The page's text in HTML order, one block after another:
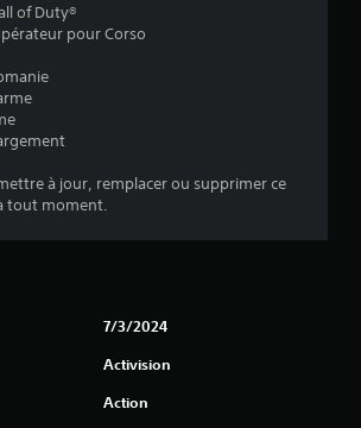
n
of Duty®
pour Corso
à jour, remplacer ou supprimer ce
tout moment.
7/3/2024
Activision
Action